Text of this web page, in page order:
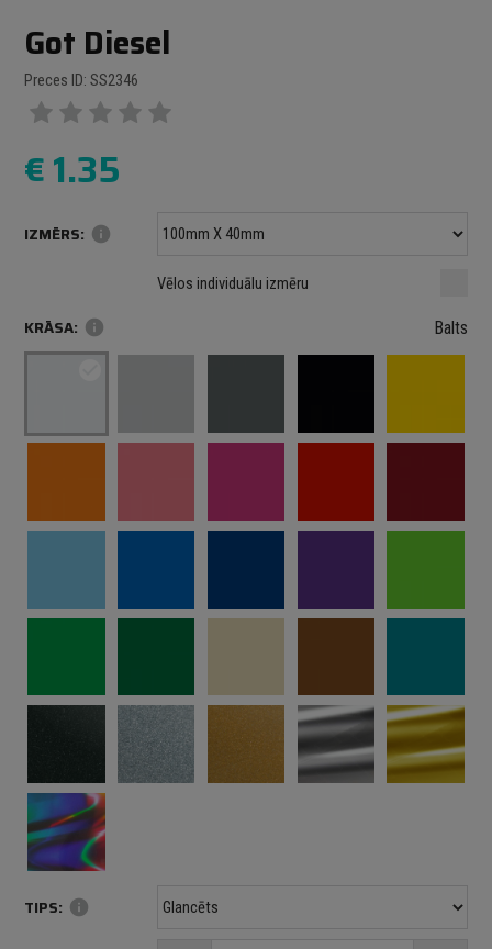
Got Diesel
Preces ID: SS2346
€1.35
IZMĒRS: info
mm mm
Maksimālais izmērs: 1000 mm
Vēlos individuālu izmēru
KRĀSA: info Balts
TIPS: info